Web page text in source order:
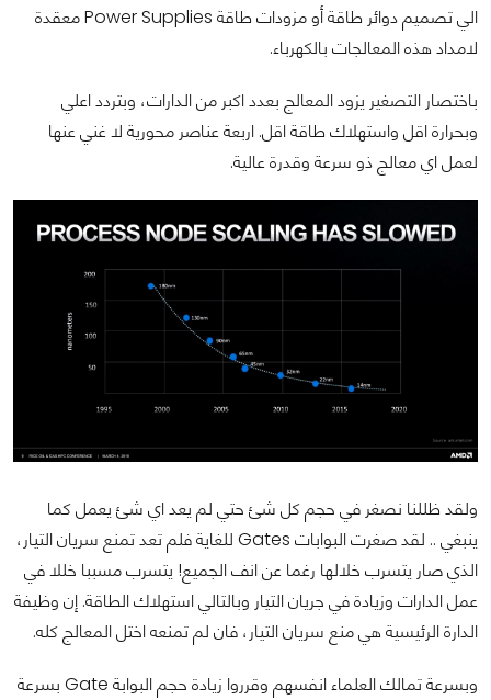
الي تصميم دوائر طاقة أو مزودات طاقة Power Supplies معقدة
لامداد هذه المعالجات بالكهرباء.
باختصار التصغير يزود المعالج بعدد اكبر من الدارات، وبتردد اعلي
وبحرارة اقل واستهلاك طاقة اقل. اربعة عناصر محورية لا غني عنها
لعمل اي معالج ذو سرعة وقدرة عالية.
ولقد ظللنا نصغر في حجم كل شئ حتي لم يعد اي شئ يعمل كما
ينبغي .. لقد صغرت البوابات Gates للغاية فلم تعد تمنع سريان التيار،
الذي صار يتسرب خلالها رغما عن انف الجميع! يتسرب مسببا خللا في
عمل الدارات وزيادة في جريان التيار وبالتالي استهلاك الطاقة. إن وظيفة
الدارة الرئيسية هي منع سريان التيار، فان لم تمنعه اختل المعالج كله.
وبسرعة تمالك العلماء انفسهم وقرروا زيادة حجم البوابة Gate بسرعة